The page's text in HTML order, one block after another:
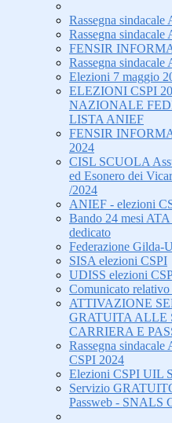
Rassegna
Rassegna
FENSIR
Rassegna
Elezioni 7 maggio
ELEZIONI CSPI
NAZIONALE
LISTA ANIEF
FENSIR
2024
CISL SCUOLA
ed Esonero dei
/2024
ANIEF - elezioni
Bando 24 mesi
dedicato
Federazione Gilda-
SISA elezioni CSPI
UDISS elezioni
Comunicato
ATTIVAZIONE
GRATUITA ALLE
CARRIERA E
Rassegna
CSPI 2024
Elezioni CSPI UIL
Servizio
Passweb - SNALS